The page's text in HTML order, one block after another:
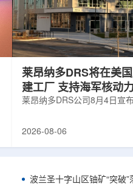
莱昂纳多DRS将在美
建工厂 支持海军核动
增长
莱昂纳多DRS公司8月4日宣
并为公司在核能领域的后续
尔德帕克里奇路120号，占
尺。工厂建成后，将整合目
2026-08-06
波兰圣十字山区铀矿“突破